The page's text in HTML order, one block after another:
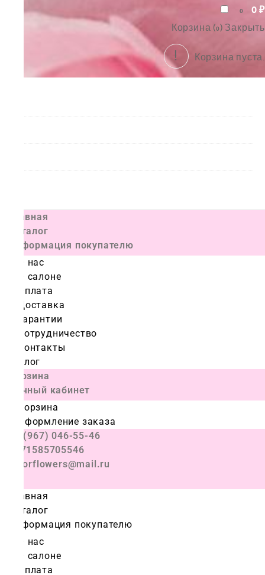
0 0₽
Корзина (0) Закрыть
Корзина пуста.
Главная
Каталог
Информация покупателю
О нас
О салоне
Оплата
Доставка
Гарантии
Сотрудничество
Контакты
Блог
Корзина
Личный кабинет
Корзина
Оформление заказа
+7 (967) 046-55-46
+971585705546
colorflowers@mail.ru
Главная
Каталог
Информация покупателю
О нас
О салоне
Оплата